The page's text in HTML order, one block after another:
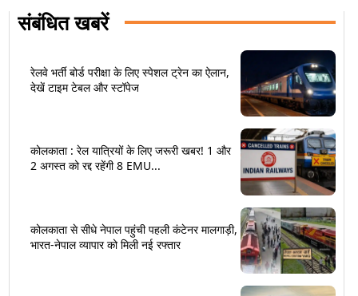
संबंधित खबरें
रेलवे भर्ती बोर्ड परीक्षा के लिए स्पेशल ट्रेन का ऐलान,
देखें टाइम टेबल और स्टॉपेज
कोलकाता : रेल यात्रियों के लिए जरूरी खबर! 1 और
2 अगस्त को रद्द रहेंगी 8 EMU...
कोलकाता से सीधे नेपाल पहुंची पहली कंटेनर मालगाड़ी,
भारत-नेपाल व्यापार को मिली नई रफ्तार